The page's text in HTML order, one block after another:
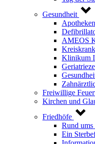
Gesundheit
Apotheken
AMEOS
Klinikum
Freiwillige
Kirchen und
Friedhöfe
Rund ums
Ein